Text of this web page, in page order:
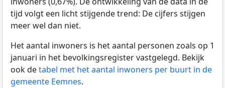
tijd volgt een licht stijgende trend: De cijfers stijgen
meer wel dan niet.
Het aantal inwoners is het aantal personen zoals op 1
januari in het bevolkingsregister vastgelegd. Bekijk
ook detabel met het aantal inwoners per buurt in de
gemeente Eemnes.